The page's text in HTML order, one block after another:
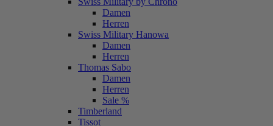
Damen
Herren
Swiss Military Hanowa
Damen
Herren
Thomas Sabo
Damen
Herren
Sale %
Timberland
Tissot